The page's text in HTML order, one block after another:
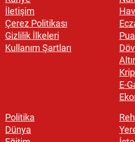
İletişim
Çerez Politikası
Gizlilik İlkeleri
Kullanım Şartları
E-
Politika
Dünya